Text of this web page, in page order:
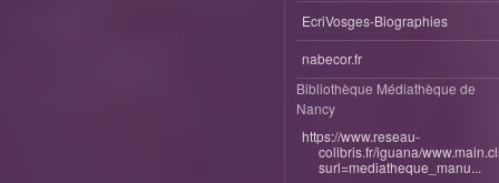
EcriVosges-Biographies
nabecor.fr
Bibliothèque Médiathèque de
Nancy
https://www.reseau-
colibris.fr/iguana/
surl=mediatheque_manu...